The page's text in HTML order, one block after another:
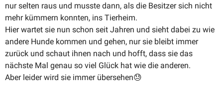
nur selten raus und musste dann, als die Besitzer sich nicht
mehr kümmern konnten, ins Tierheim.
Hier wartet sie nun schon seit Jahren und sieht dabei zu wie
andere Hunde kommen und gehen, nur sie bleibt immer
zurück und schaut ihnen nach und hofft, dass sie das
nächste Mal genau so viel Glück hat wie die anderen.
Aber leider wird sie immer übersehen😓